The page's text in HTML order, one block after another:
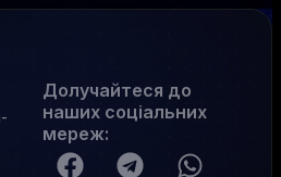
Долучайтеся до
наших соціальних
мереж: